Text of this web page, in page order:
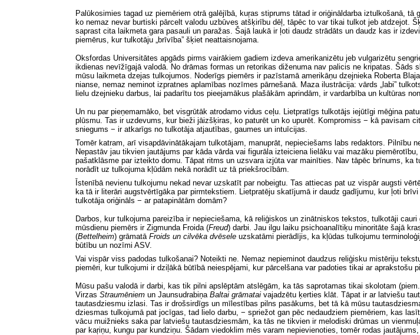
Palūkosimies tagad uz piemēriem otrā galējībā, kuŗas stiprums tātad ir oriģināldarba iztulkošanā,
ko nemaz nevar burtiski pārcelt valodu uzbūves atšķirību dēļ, tāpēc to var tikai tulkot jeb atdzejot.
saprast cita laikmeta gara pasauli un paražas. Šajā laukā ir ļoti daudz strādāts un daudz kas ir
piemērus, kur tulkotāju „brīvība” šķiet neattaisnojama.
Oksfordas Universitātes apgāds pirms vairākiem gadiem izdeva amerikanizētu jeb vulgarizētu
ikdienas nevīžīgajā valodā. No drāmas formas un retorikas diženuma nav palicis ne kripatas.
mūsu laikmeta dzejas tulkojumos. Noderīgs piemērs ir pazīstamā amerikāņu dzejnieka Roberta Blaja
nianse, nemaz neminot izpratnes aplamības nozīmes pārnešanā. Maza ilustrācija: vārds „labi”
lielu dzejnieku darbus, lai padarītu tos pieejamākus plašākām aprindām, ir vardarbība un kultūras
Un nu par pieņemamāko, bet visgrūtāk atrodamo vidus ceļu. Lietpratīgs tulkotājs iejūtīgi mēģina
plūsmu. Tas ir uzdevums, kur bieži jāizšķiras, ko paturēt un ko upurēt. Kompromiss − kā pavisam
sniegums − ir atkarīgs no tulkotāja atjautības, gaumes un intuīcijas.
Tomēr katram, arī visapdāvinātākajam tulkotājam, manuprāt, nepieciešams labs redaktors. Pilnību
Nepastāv jau tikvien jautājums par kāda vārda vai figurāla izteiciena lielāku vai mazāku
pašatklāsme par izteikto domu. Tāpat ritms un uzsvara izjūta var mainīties. Nav tāpēc brīnums, ka
norādīt uz tulkojuma kļūdām nekā norādīt uz tā priekšrocībām.
Īstenībā nevienu tulkojumu nekad nevar uzskatīt par nobeigtu. Tas attiecas pat uz vispār augsti
ka tā ir literāri augstvērtīgāka par pirmtekstiem. Lietpratēju skatījumā ir daudz gadījumu, kur ļoti
tulkotāja oriģināls − ar patapinātām domām?
Darbos, kur tulkojuma pareizība ir nepieciešama, kā reliģiskos un zinātniskos tekstos, tulkotāji
mūsdienu piemērs ir Zigmunda Froida (Freud) darbi. Jau ilgu laiku psichoanalītiķu minoritāte šajā
(Bettelheim) grāmatā Froids un cilvēka dvēsele uzskatāmi pierādījis, ka kļūdas tulkojumu
būtību un nozīmi ASV.
Vai vispār viss padodas tulkošanai? Noteikti ne. Nemaz nepieminot daudzus reliģisku mistēriju
piemēri, kur tulkojumi ir dziļākā būtībā neiespējami, kur pārcelšana var padoties tikai ar aprakstošu
Mūsu pašu valodā ir darbi, kas tik pilni apslēptām atslēgām, ka tās saprotamas tikai skolotam (piem.
Virzas Straumēniem un Jaunsudrabiņa Baltai grāmatai vajadzētu ķerties klāt. Tāpat ir ar latviešu
tautasdziesmu izlasi. Tas ir drošsirdīgs un mīlestības pilns pasākums, bet tā kā mūsu
dziesmas tulkojumā pat jocīgas, tad lielo darbu, − spriežot gan pēc nedaudziem piemēriem, kas
vācu muižnieks saka par latviešu tautasdziesmām, ka tās ne tikvien ir melodiski drūmas un
par kaŗiņu, kungu par kundziņu. Šādam viedoklim mēs varam nepievienoties, tomēr rodas